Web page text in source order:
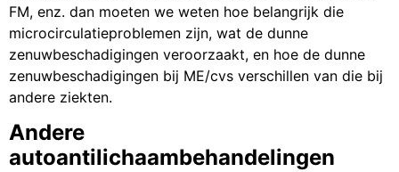
FM, enz. dan moeten we weten hoe belangrijk die
microcirculatieproblemen zijn, wat de dunne
zenuwbeschadigingen veroorzaakt, en hoe de dunne
zenuwbeschadigingen bij ME/cvs verschillen van die bij
andere ziekten.
Andere
autoantilichaambehandelingen